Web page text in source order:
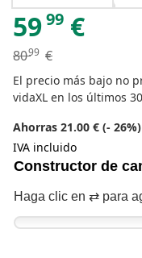
5999 €
8099 €
El precio más bajo no
vidaXL en los últimos
Ahorras 21.00 € (- 26%)
IVA incluido